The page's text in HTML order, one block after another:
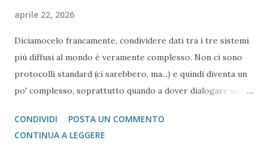
aprile 22, 2026
Diciamocelo francamente, condividere dati tra i tre sistemi
più diffusi al mondo è veramente complesso. Non ci sono
protocolli standard (ci sarebbero, ma...) e quindi diventa un
po' complesso, soprattutto quando a dover dialogare sono
CONDIVIDI
POSTA UN COMMENTO
CONTINUA A LEGGERE